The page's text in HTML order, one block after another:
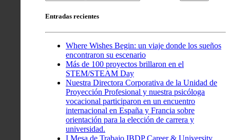
Entradas recientes
Where Wishes Begin: un viaje donde los sueños
encontraron su escenario
Más de 100 proyectos brillaron en el
STEM/STEAM Day
Nuestra Directora Corporativa de la Unidad de
Proyección Profesional y nuestra psicóloga
vocacional participaron en un encuentro
internacional en España y Francia sobre
orientación para la elección de carrera y
universidad.